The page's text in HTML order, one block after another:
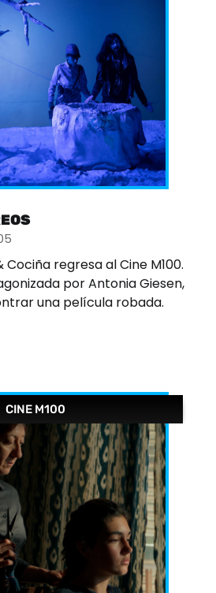
Cociña regresa al Cine M100.
por Antonia Giesen,
una película robada.
CINE M100